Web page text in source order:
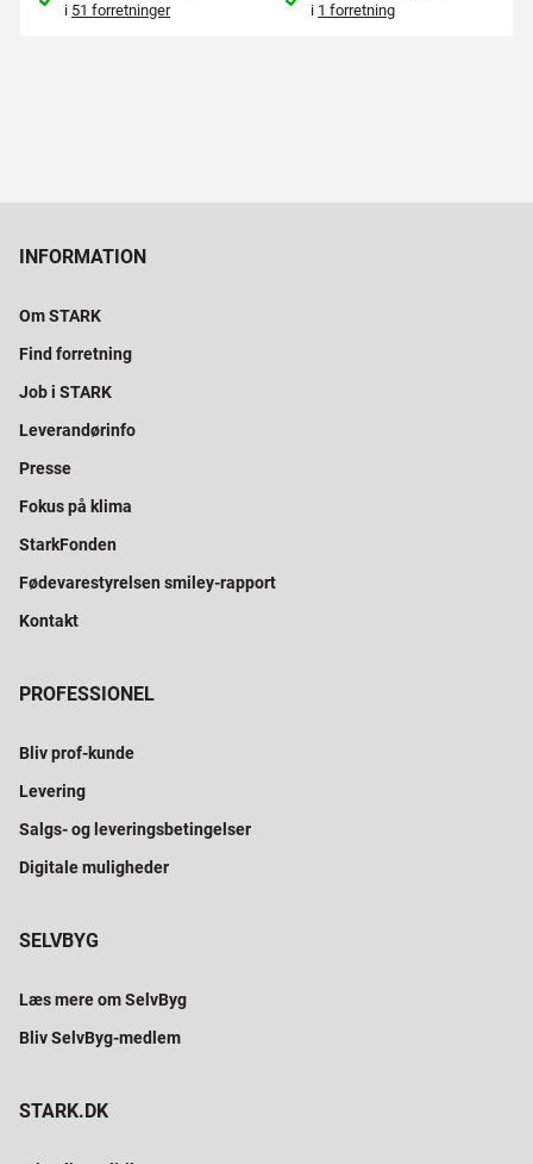
i 51 forretninger
i 1 forretning
INFORMATION
Om STARK
Find forretning
Job i STARK
Leverandørinfo
Presse
Fokus på klima
StarkFonden
Fødevarestyrelsen smiley-rapport
Kontakt
PROFESSIONEL
Bliv prof-kunde
Levering
Salgs- og leveringsbetingelser
Digitale muligheder
SELVBYG
Læs mere om SelvByg
Bliv SelvByg-medlem
STARK.DK